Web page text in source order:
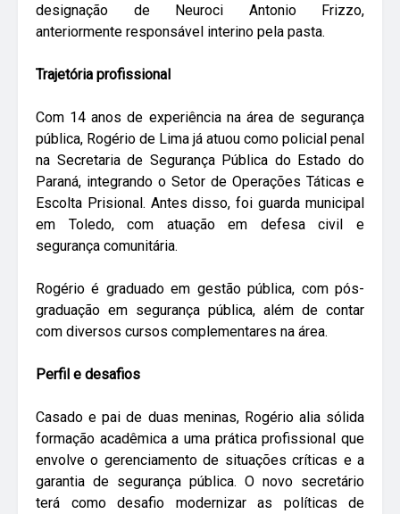
designação de Neuroci Antonio Frizzo,
anteriormente responsável interino pela pasta.
Trajetória profissional
Com 14 anos de experiência na área de segurança
pública, Rogério de Lima já atuou como policial penal
na Secretaria de Segurança Pública do Estado do
Paraná, integrando o Setor de Operações Táticas e
Escolta Prisional. Antes disso, foi guarda municipal
em Toledo, com atuação em defesa civil e
segurança comunitária.
Rogério é graduado em gestão pública, com pós-
graduação em segurança pública, além de contar
com diversos cursos complementares na área.
Perfil e desafios
Casado e pai de duas meninas, Rogério alia sólida
formação acadêmica a uma prática profissional que
envolve o gerenciamento de situações críticas e a
garantia de segurança pública. O novo secretário
terá como desafio modernizar as políticas de